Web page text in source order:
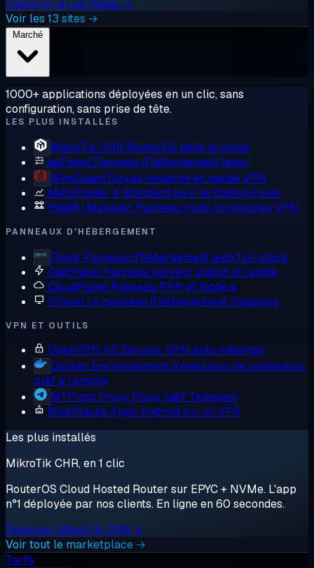
Déployer à Las Vegas →
Voir les 13 sites →
1000+ applications déployées en un clic, sans
configuration, sans prise de tête.
LES PLUS INSTALLÉS
MikroTik CHR RouterOS dans le cloud
aaPanel Panneau d'hébergement léger
WireGuard Noyau moderne et rapide VPN
MetaTrader 4 Standard pour le trading Forex
Hiddify Manager Panneau multi-protocoles VPN
PANNEAUX D'HÉBERGEMENT
Plesk Panneau d'hébergement web full-stack
FastPanel Panneau serveur gratuit et rapide
CloudPanel Panneau PHP et Node.js
cPanel Le panneau d'hébergement classique
VPN ET OUTILS
OpenVPN AS Serveur VPN auto-hébergé
Docker Environnement d'exécution de conteneurs,
prêt à l'emploi
MTProto Proxy Proxy natif Telegram
BlueStacks Apps Android sur un VPS
Les plus installés
MikroTik CHR, en 1 clic
RouterOS Cloud Hosted Router sur EPYC + NVMe. L'app
n°1 déployée par nos clients. En ligne en 60 secondes.
Déployer MikroTik CHR →
Voir tout le marketplace →
Tarifs